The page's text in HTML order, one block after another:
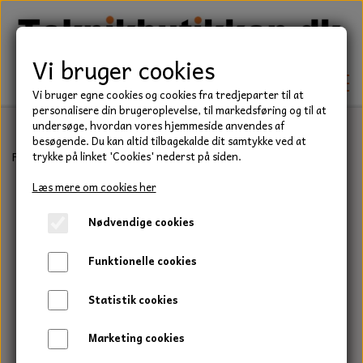
TEKNIK
KILEREMME
LEJER
PAKDÅSER
LÅSERINGE
BEFÆSTELSE
HAVE/PARK
UNIVERSALE REMME TIL PLÆNEKLIPPER OG
HAVETRAKTOR
TRAKTOR/ENTREPRENØR
Forside Kniv, 300 mm., til Rider 11-13 og 850
Vi bruger cookies
Vi bruger egne cookies og cookies fra tredjeparter til at
personalisere din brugeroplevelse, til markedsføring og til at
undersøge, hvordan vores hjemmeside anvendes af
besøgende. Du kan altid tilbagekalde dit samtykke ved at
trykke på linket 'Cookies' nederst på siden.
Læs mere om cookies her
Nødvendige cookies
Funktionelle cookies
Statistik cookies
Marketing cookies